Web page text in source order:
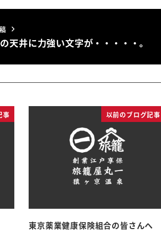
天井に力強い文字が・・・・・。
事 以前のブログ記事
東京薬業健康保険組合の皆さんへ